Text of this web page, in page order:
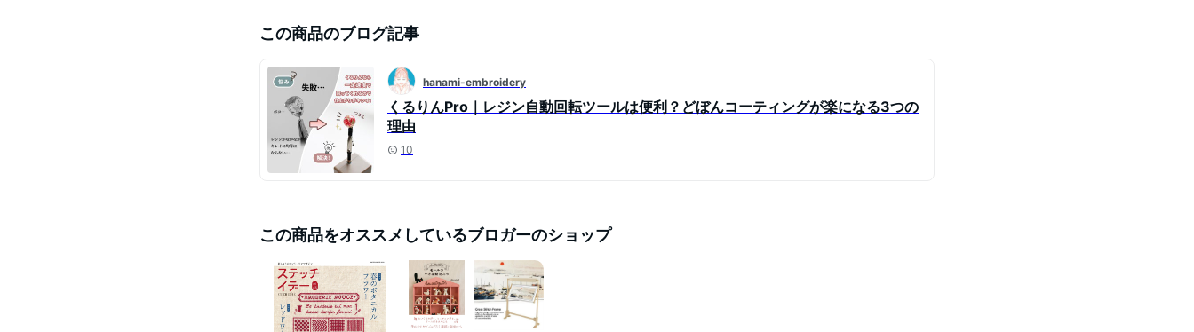
この商品のブログ記事
hanami-embroidery
くるりんPro｜レジン自動回転ツールは便利？どぼんコーティングが楽になる3つの
理由
10
この商品をオススメしているブロガーのショップ